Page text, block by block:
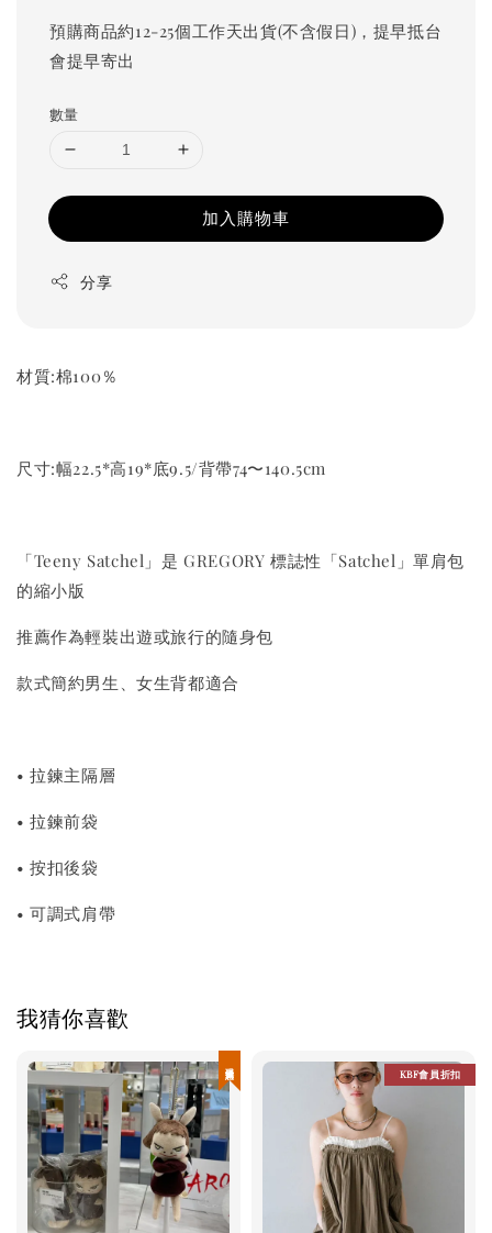
預購商品約12-25個工作天出貨(不含假日)，提早抵台
會提早寄出
數量
加入購物車
分享
材質:棉100％
尺寸:幅22.5*高19*底9.5/背帶74〜140.5cm
「Teeny Satchel」是 GREGORY 標誌性「Satchel」單肩包
的縮小版
推薦作為輕裝出遊或旅行的隨身包
款式簡約男生、女生背都適合
• 拉鍊主隔層
• 拉鍊前袋
• 按扣後袋
• 可調式肩帶
我猜你喜歡
KBF會員折扣